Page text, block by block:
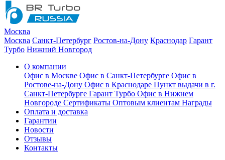
Москва
Москва Санкт-Петербург Ростов-на-Дону Краснодар Гарант
Турбо Нижний Новгород
О компании
Офис в Москве Офис в Санкт-Петербурге Офис в
Ростове-на-Дону Офис в Краснодаре Пункт выдачи в г.
Санкт-Петербурге Гарант Турбо Офис в Нижнем
Новгороде Сертификаты Оптовым клиентам Награды
Оплата и доставка
Гарантии
Новости
Отзывы
Контакты